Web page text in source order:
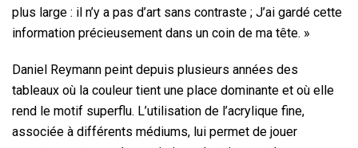
plus large : il n’y a pas d’art sans contraste ; J’ai gardé cette
information précieusement dans un coin de ma tête. »
Daniel Reymann peint depuis plusieurs années des
tableaux où la couleur tient une place dominante et où elle
rend le motif superflu. L’utilisation de l’acrylique fine,
associée à différents médiums, lui permet de jouer